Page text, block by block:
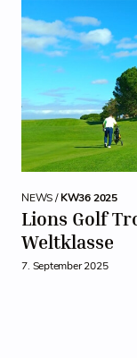
NEWS /KW36 2025
Lions Golf
Weltklasse
7. September 2025